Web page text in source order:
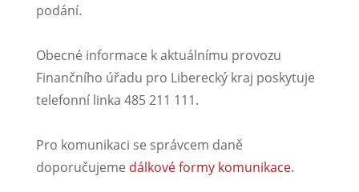
podání.
Obecné informace k aktuálnímu provozu
Finančního úřadu pro Liberecký kraj poskytuje
telefonní linka 485 211 111.
Pro komunikaci se správcem daně
doporučujeme dálkové formy komunikace.